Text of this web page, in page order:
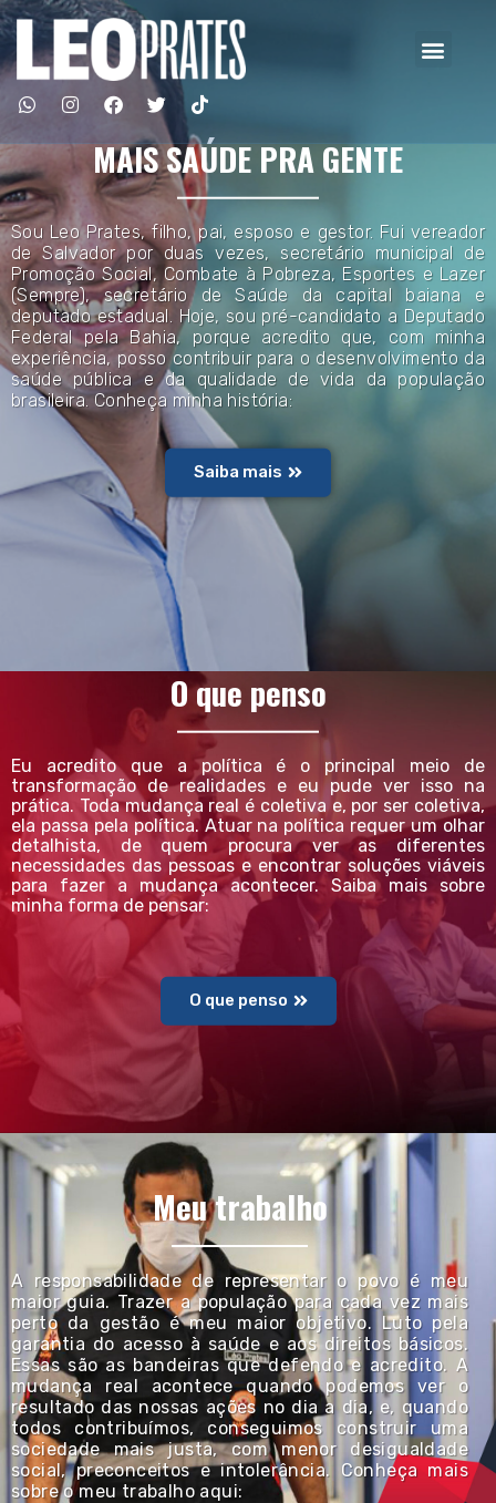
MAIS SAÚDE PRA GENTE
Sou Leo Prates, filho, pai, esposo e gestor. Fui vereador
de Salvador por duas vezes, secretário municipal de
Promoção Social, Combate à Pobreza, Esportes e Lazer
(Sempre), secretário de Saúde da capital baiana e
deputado estadual. Hoje, sou pré-candidato a Deputado
Federal pela Bahia, porque acredito que, com minha
experiência, posso contribuir para o desenvolvimento da
saúde pública e da qualidade de vida da população
brasileira. Conheça minha história:
Saiba mais
O que penso
Eu acredito que a política é o principal meio de
transformação de realidades e eu pude ver isso na
prática. Toda mudança real é coletiva e, por ser coletiva,
ela passa pela política. Atuar na política requer um olhar
detalhista, de quem procura ver as diferentes
necessidades das pessoas e encontrar soluções viáveis
para fazer a mudança acontecer. Saiba mais sobre
minha forma de pensar:
O que penso
Meu trabalho
A responsabilidade de representar o povo é meu
maior guia. Trazer a população para cada vez mais
perto da gestão é meu maior objetivo. Luto pela
garantia do acesso à saúde e aos direitos básicos.
Essas são as bandeiras que defendo e acredito. A
mudança real acontece quando podemos ver o
resultado das nossas ações no dia a dia, e, quando
todos contribuímos, conseguimos construir uma
sociedade mais justa, com menor desigualdade
social, preconceitos e intolerância. Conheça mais
sobre o meu trabalho aqui: